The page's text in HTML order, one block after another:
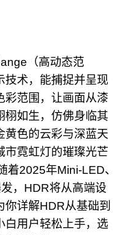
（高动态范
技术，能捕捉并呈现
彩范围，让画面从漆
栩如生，仿佛身临其
黄色的云彩与深蓝天
市霓虹灯的璀璨光芒
2025年Mini-LED、
，HDR将从高端设
详解HDR从基础到
白用户轻松上手，选